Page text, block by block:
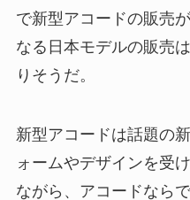
で新型アコードの販売
なる日本モデルの販売
りそうだ。
新型アコードは話題の
ォームやデザインを受
ながら、アコードなら